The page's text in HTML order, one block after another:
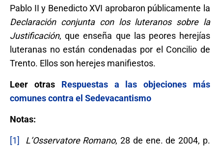
Pablo II y Benedicto XVI aprobaron públicamente la
Declaración conjunta con los luteranos sobre la
Justificación, que enseña que las peores herejías
luteranas no están condenadas por el Concilio de
Trento. Ellos son herejes manifiestos.
Leer otras Respuestas a las objeciones más
comunes contra el Sedevacantismo
Notas:
[1] L’Osservatore Romano, 28 de ene. de 2004, p.